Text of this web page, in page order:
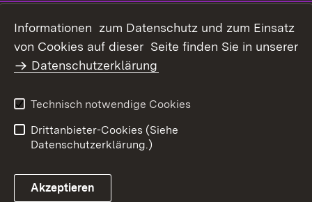
Barrierefreiheit
Benutzungshinweise
Impressum
Informationen zum Datenschutz und zum Einsatz
von Cookies auf dieser Seite finden Sie in unserer
Datenschutzerklärung
Technisch notwendige Cookies
Drittanbieter-Cookies (Siehe
Datenschutzerklärung.)
Akzeptieren